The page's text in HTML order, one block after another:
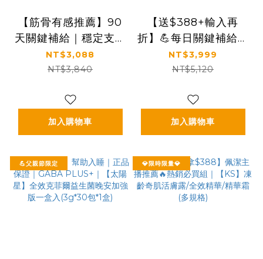
【筋骨有感推薦】90
天關鍵補給｜穩定支持
行動力｜【食技研】德
國專利膠原蛋白胜肽-
FORTIGEL®)三盒入
(2.5g*30包*3盒)
NT$3,088
NT$3,840
加入購物車
【送$388+輸入再
折】💪每日關鍵補給｜
穩定支持行動力｜【食
技研】德國專利膠原蛋
利FORTIGEL®)四盒
入
NT$3,999
NT$5,120
加入購物車
💪父親節限定 💎限時限量💎